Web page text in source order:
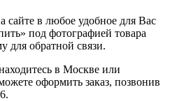
сайте в любое удобное для Вас
под фотографией товара
для обратной связи.
в Москве или
оформить заказ, позвонив